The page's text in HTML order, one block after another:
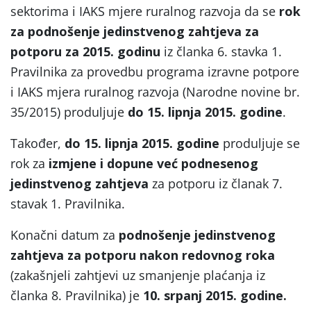
sektorima i IAKS mjere ruralnog razvoja da se rok
za podnošenje jedinstvenog zahtjeva za
potporu za 2015. godinu iz članka 6. stavka 1.
Pravilnika za provedbu programa izravne potpore
i IAKS mjera ruralnog razvoja (Narodne novine br.
35/2015) produljuje do 15. lipnja 2015. godine.
Također, do 15. lipnja 2015. godine produljuje se
rok za izmjene i dopune već podnesenog
jedinstvenog zahtjeva za potporu iz članak 7.
stavak 1. Pravilnika.
Konačni datum za podnošenje jedinstvenog
zahtjeva za potporu nakon redovnog roka
(zakašnjeli zahtjevi uz smanjenje plaćanja iz
članka 8. Pravilnika) je 10. srpanj 2015. godine.